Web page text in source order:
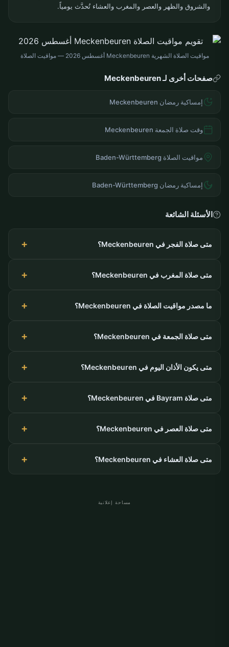
والشروق والظهر والعصر والمغرب والعشاء تُحدَّث يومياً.
مواقيت الصلاة الشهرية Meckenbeuren أغسطس 2026 — مواقيت الصلاة
صفحات أخرى لـ Meckenbeuren
إمساكية رمضان Meckenbeuren
وقت صلاة الجمعة Meckenbeuren
مواقيت الصلاة Baden-Württemberg
إمساكية رمضان Baden-Württemberg
الأسئلة الشائعة
متى صلاة الفجر في Meckenbeuren؟
متى صلاة المغرب في Meckenbeuren؟
ما مصدر مواقيت الصلاة في Meckenbeuren؟
متى صلاة الجمعة في Meckenbeuren؟
متى يكون الأذان اليوم في Meckenbeuren؟
متى صلاة Bayram في Meckenbeuren؟
متى صلاة العصر في Meckenbeuren؟
متى صلاة العشاء في Meckenbeuren؟
مساحة إعلانية